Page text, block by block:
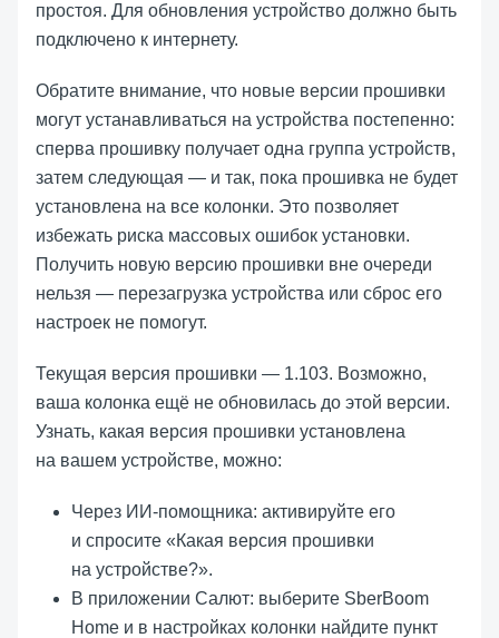
простоя. Для обновления устройство должно быть
подключено к интернету.
Обратите внимание, что новые версии прошивки
могут устанавливаться на устройства постепенно:
сперва прошивку получает одна группа устройств,
затем следующая — и так, пока прошивка не будет
установлена на все колонки. Это позволяет
избежать риска массовых ошибок установки.
Получить новую версию прошивки вне очереди
нельзя — перезагрузка устройства или сброс его
настроек не помогут.
Текущая версия прошивки — 1.103. Возможно,
ваша колонка ещё не обновилась до этой версии.
Узнать, какая версия прошивки установлена
на вашем устройстве, можно:
Через ИИ-помощника: активируйте его
и спросите «Какая версия прошивки
на устройстве?».
В приложении Салют: выберите SberBoom
Home и в настройках колонки найдите пункт